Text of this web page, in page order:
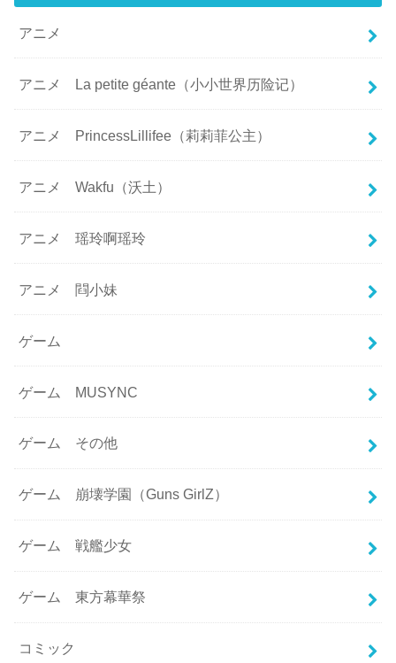
アニメ
アニメ La petite géante（小小世界历险记）
アニメ PrincessLillifee（莉莉菲公主）
アニメ Wakfu（沃土）
アニメ 瑶玲啊瑶玲
アニメ 閰小妹
ゲーム
ゲーム MUSYNC
ゲーム その他
ゲーム 崩壊学園（Guns GirlZ）
ゲーム 戦艦少女
ゲーム 東方幕華祭
コミック